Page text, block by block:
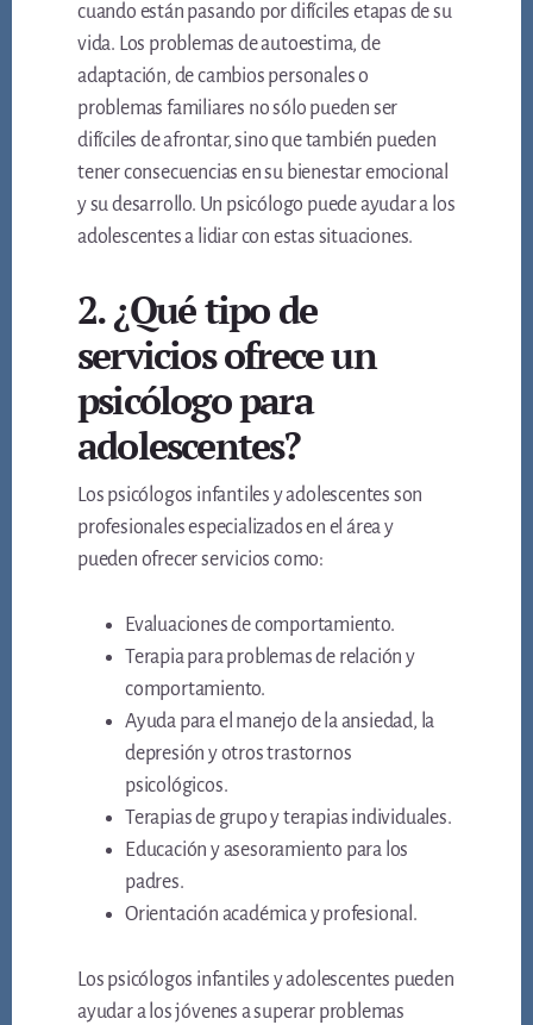
cuando están pasando por difíciles etapas de su
vida. Los problemas de autoestima, de
adaptación, de cambios personales o
problemas familiares no sólo pueden ser
difíciles de afrontar, sino que también pueden
tener consecuencias en su bienestar emocional
y su desarrollo. Un psicólogo puede ayudar a los
adolescentes a lidiar con estas situaciones.
2. ¿Qué tipo de
servicios ofrece un
psicólogo para
adolescentes?
Los psicólogos infantiles y adolescentes son
profesionales especializados en el área y
pueden ofrecer servicios como:
Evaluaciones de comportamiento.
Terapia para problemas de relación y
comportamiento.
Ayuda para el manejo de la ansiedad, la
depresión y otros trastornos
psicológicos.
Terapias de grupo y terapias individuales.
Educación y asesoramiento para los
padres.
Orientación académica y profesional.
Los psicólogos infantiles y adolescentes pueden
ayudar a los jóvenes a superar problemas